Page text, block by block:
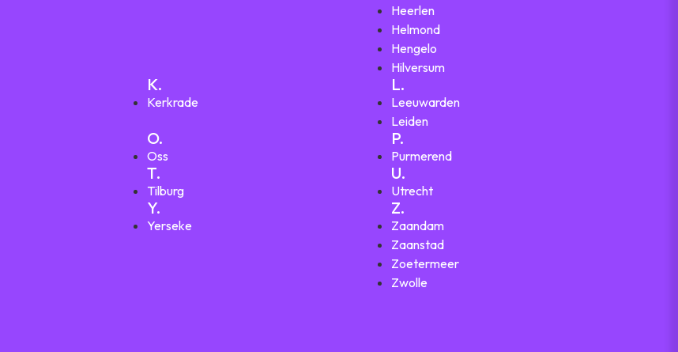
Heerlen
Helmond
Hengelo
Hilversum
K.
Kerkrade
L.
Leeuwarden
Leiden
O.
Oss
P.
Purmerend
T.
Tilburg
U.
Utrecht
Y.
Yerseke
Z.
Zaandam
Zaanstad
Zoetermeer
Zwolle